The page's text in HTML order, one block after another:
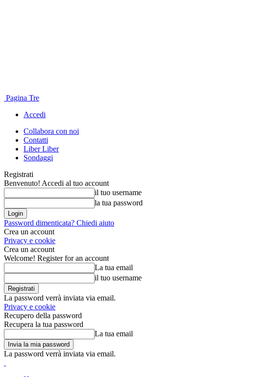
Pagina Tre
Accedi
Collabora con noi
Contatti
Liber Liber
Sondaggi
Registrati
Benvenuto! Accedi al tuo account
il tuo username
la tua password
Password dimenticata? Chiedi aiuto
Crea un account
Privacy e cookie
Crea un account
Welcome! Register for an account
La tua email
il tuo username
La password verrà inviata via email.
Privacy e cookie
Recupero della password
Recupera la tua password
La tua email
La password verrà inviata via email.